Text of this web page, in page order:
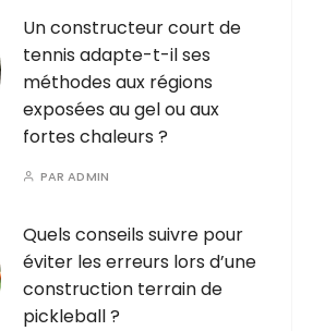
Un constructeur court de
tennis adapte-t-il ses
méthodes aux régions
exposées au gel ou aux
fortes chaleurs ?
PARADMIN
Quels conseils suivre pour
éviter les erreurs lors d’une
construction terrain de
pickleball ?